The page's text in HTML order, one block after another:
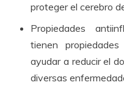
proteger el cerebro
Propiedades
tienen
ayudar a reducir el
diversas